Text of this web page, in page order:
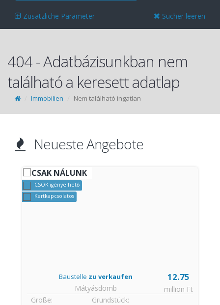
Zusätzliche Parameter Sucher leeren
404 - Adatbázisunkban nem
található a keresett adatlap
Immobilien Nem található ingatlan
Neueste Angebote
CSAK NÁLUNK
CSOK igényelhető
Kertkapcsolatos
12.75
million Ft
Baustelle zu verkaufen
Mátyásdomb
Größe:
Grundstück: